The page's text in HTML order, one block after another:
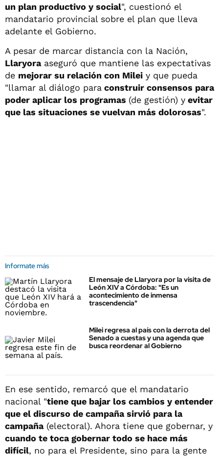
un plan productivo y social", cuestionó el
mandatario provincial sobre el plan que lleva
adelante el Gobierno.
A pesar de marcar distancia con la Nación,
Llaryoraaseguró que mantiene las expectativas
de mejorar su relación con Milei y que pueda
"llamar al diálogo para construir consensos para
poder aplicar los programas (de gestión) y evitar
que las situaciones se vuelvan más dolorosas".
Informate más
El mensaje de Llaryora por la visita de
León XIV a Córdoba: "Es un
acontecimiento de inmensa
trascendencia"
Milei regresa al país con la derrota del
Senado a cuestas y una agenda que
busca reordenar al Gobierno
En ese sentido, remarcó que el mandatario
nacional "tiene que bajar los cambios y entender
que el discurso de campaña sirvió para la
campaña(electoral). Ahora tiene que gobernar, y
cuando te toca gobernar todo se hace más
difícil, no para el Presidente, sino para la gente